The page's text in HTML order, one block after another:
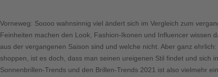
Vorneweg: Soooo wahnsinnig viel ändert sich im Vergleich zum
Feinheiten machen den Look, Fashion-Ikonen und Influencer wissen
aus der vergangenen Saison sind und welche nicht. Aber ganz
shoppen, ist es doch, dass man seinen ureigenen Stil findet und sich
Sonnenbrillen-Trends und den Brillen-Trends 2021 ist also vielmehr